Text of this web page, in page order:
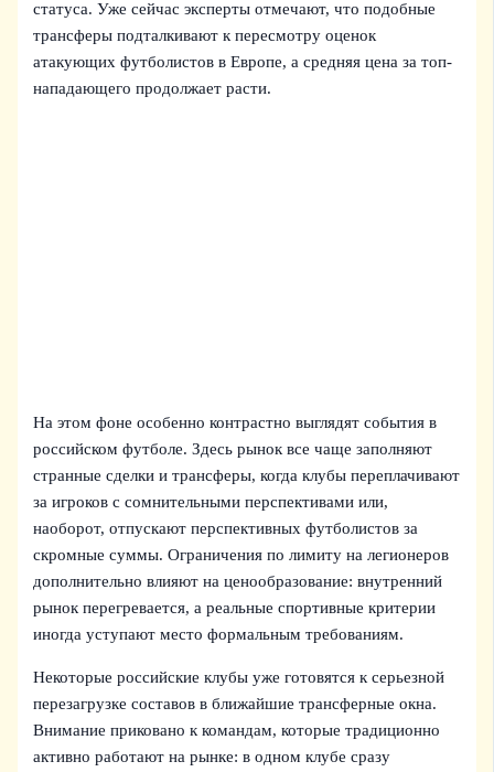
статуса. Уже сейчас эксперты отмечают, что подобные
трансферы подталкивают к пересмотру оценок
атакующих футболистов в Европе, а средняя цена за топ-
нападающего продолжает расти.
На этом фоне особенно контрастно выглядят события в
российском футболе. Здесь рынок все чаще заполняют
странные сделки и трансферы, когда клубы переплачивают
за игроков с сомнительными перспективами или,
наоборот, отпускают перспективных футболистов за
скромные суммы. Ограничения по лимиту на легионеров
дополнительно влияют на ценообразование: внутренний
рынок перегревается, а реальные спортивные критерии
иногда уступают место формальным требованиям.
Некоторые российские клубы уже готовятся к серьезной
перезагрузке составов в ближайшие трансферные окна.
Внимание приковано к командам, которые традиционно
активно работают на рынке: в одном клубе сразу